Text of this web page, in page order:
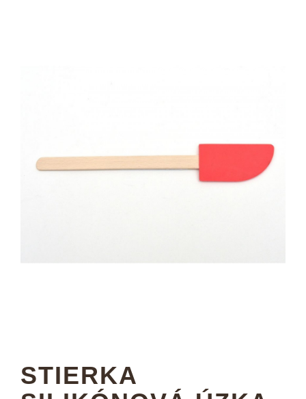
STIERKA